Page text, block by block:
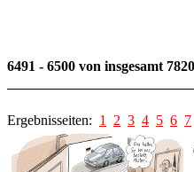
6491 - 6500 von insgesamt
Ergebnisseiten: 1 2 3 4 5 6 7